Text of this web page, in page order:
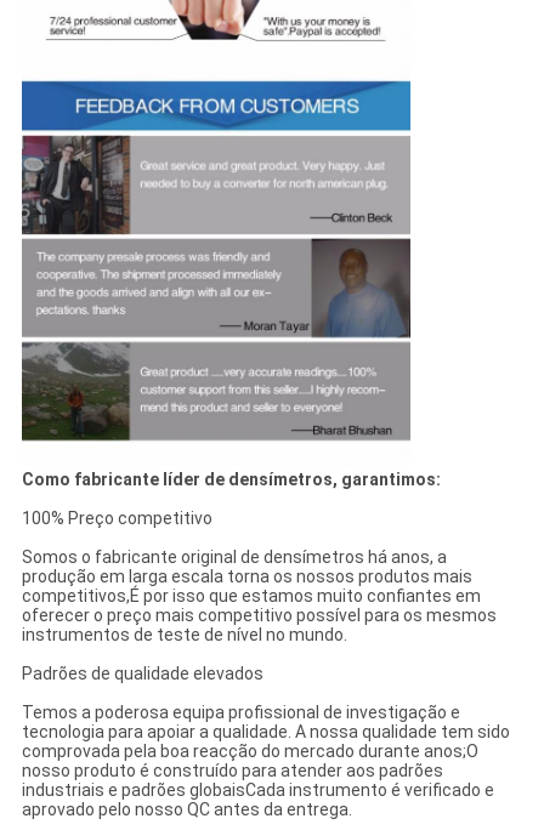
Como fabricante líder de densímetros, garantimos:
100% Preço competitivo
Somos o fabricante original de densímetros há anos, a
produção em larga escala torna os nossos produtos mais
competitivos,É por isso que estamos muito confiantes em
oferecer o preço mais competitivo possível para os mesmos
instrumentos de teste de nível no mundo.
Padrões de qualidade elevados
Temos a poderosa equipa profissional de investigação e
tecnologia para apoiar a qualidade. A nossa qualidade tem sido
comprovada pela boa reacção do mercado durante anos;O
nosso produto é construído para atender aos padrões
industriais e padrões globaisCada instrumento é verificado e
aprovado pelo nosso QC antes da entrega.